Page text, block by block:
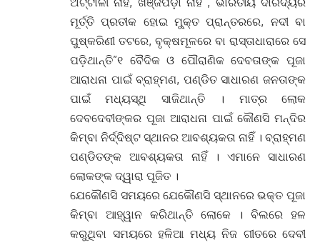
ମୂର୍ତ୍ତି ପ୍ରତୀକ ହୋଇ ମୁ୍‌କ୍ତ ପ୍ରାନ୍ତରରେ, ନଦୀ ବା
ପୁଷ୍କରିଣୀ ତଟରେ, ବୃକ୍ଷମୂଳରେ ବା ରାସ୍ତାଧାରାରେ ସେ
ପଡ଼ିଥାନ୍ତି”୧ ବୈଦିକ ଓ ପୌରାଣିକ ଦେବତାଙ୍କ ପୂଜା
ଆରାଧନା ପାଇଁ ବ୍ରାହ୍ମଣ, ପଣ୍ଡିତ ସାଧାରଣ ଜନତାଙ୍କ
ପାଇଁ ମଧ୍ୟସ୍ଥି ସାଜିଥାନ୍ତି । ମାତ୍ର ଲୋକ
ଦେବଦେବୀଙ୍କର ପୂଜା ଆରାଧନା ପାଇଁ କୌଣସି ମନ୍ଦିର
କିମ୍ବା ନିର୍ଦ୍ଦିଷ୍ଟ ସ୍ଥାନର ଆବଶ୍ୟକତା ନାହିଁ । ବ୍ରାହ୍ମଣ
ପଣ୍ଡିତଙ୍କ ଆବଶ୍ୟକତା ନାହିଁ । ଏମାନେ ସାଧାରଣ
ଲୋକଙ୍କ ଦ୍ୱାରା ପୂଜିତ ।
ଯେକୌଣସି ସମୟରେ ଯେକୌଣସି ସ୍ଥାନରେ ଭକ୍ତ ପୂଜା
କିମ୍ବା ଆହ୍ୱାନ କରିଥାନ୍ତି ଲୋକେ । ବିଲରେ ହଳ
କରୁଥିବା ସମୟରେ ହଳିଆ ମଧ୍ୟ ନିଜ ଗୀତରେ ଦେବୀ